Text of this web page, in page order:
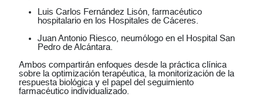
Luis Carlos Fernández Lisón, farmacéutico
hospitalario en los Hospitales de Cáceres.
Juan Antonio Riesco, neumólogo en el Hospital San
Pedro de Alcántara.
Ambos compartirán enfoques desde la práctica clínica
sobre la optimización terapéutica, la monitorización de la
respuesta biológica y el papel del seguimiento
farmacéutico individualizado.